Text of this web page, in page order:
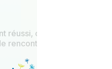
réussi, c'est d'abord
rencontre.